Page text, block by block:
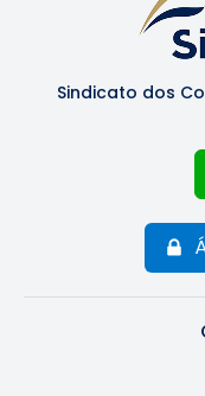
Sindicato dos